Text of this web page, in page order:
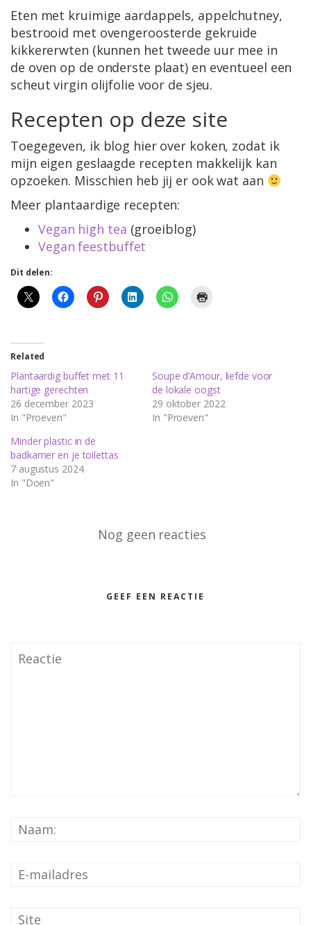
Eten met kruimige aardappels, appelchutney,
bestrooid met ovengeroosterde gekruide
kikkererwten (kunnen het tweede uur mee in
de oven op de onderste plaat) en eventueel een
scheut virgin olijfolie voor de sjeu.
Recepten op deze site
Toegegeven, ik blog hier over koken, zodat ik
mijn eigen geslaagde recepten makkelijk kan
opzoeken. Misschien heb jij er ook wat aan
Meer plantaardige recepten:
Vegan high tea (groeiblog)
Vegan feestbuffet
Dit delen:
Related
Plantaardig buffet met 11
hartige gerechten
26 december 2023
In "Proeven"
Soupe d’Amour, liefde voor
de lokale oogst
29 oktober 2022
In "Proeven"
Minder plastic in de
badkamer en je toilettas
7 augustus 2024
In "Doen"
Nog geen reacties
GEEF EEN REACTIE